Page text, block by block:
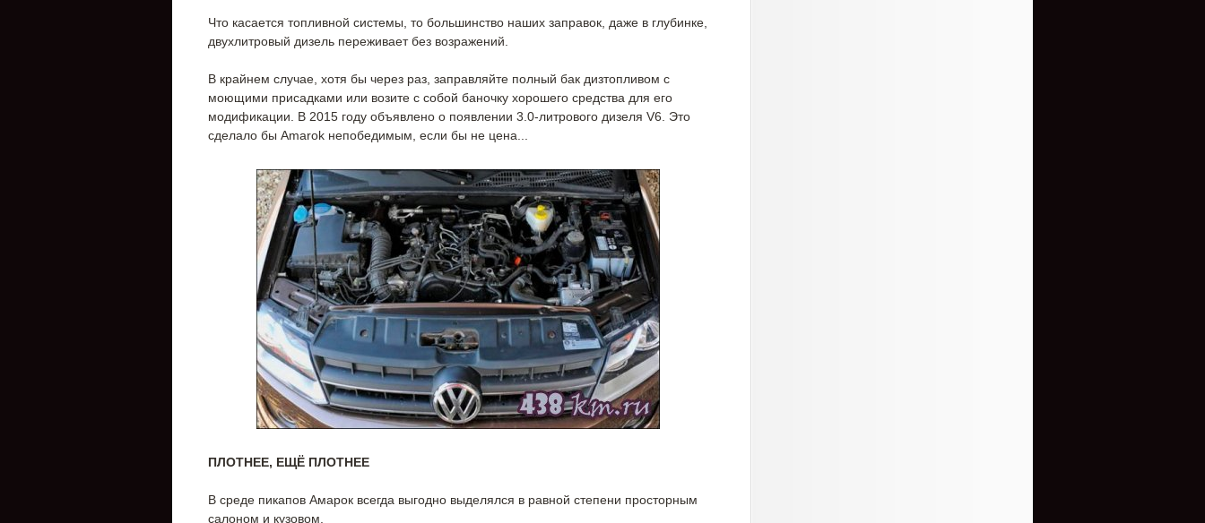
Что касается топливной системы, то большинство наших заправок, даже в глубинке,
двухлитровый дизель переживает без возражений.
В крайнем случае, хотя бы через раз, заправляйте полный бак дизтопливом с
моющими присадками или возите с собой баночку хорошего средства для его
модификации. В 2015 году объявлено о появлении 3.0-литрового дизеля V6. Это
сделало бы Amarok непобедимым, если бы не цена...
ПЛОТНЕЕ, ЕЩЁ ПЛОТНЕЕ
В среде пикапов Амарок всегда выгодно выделялся в равной степени просторным
салоном и кузовом.